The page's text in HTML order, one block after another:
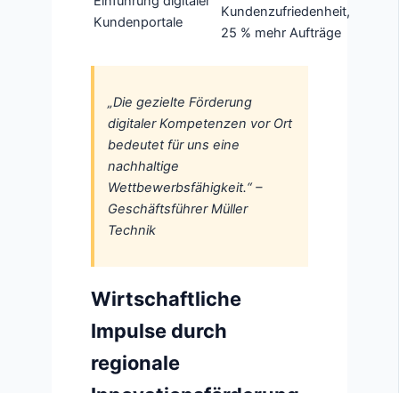
Kundenportale
Kundenzufriedenheit,
25 % mehr Aufträge
„Die gezielte Förderung
digitaler Kompetenzen vor Ort
bedeutet für uns eine
nachhaltige
Wettbewerbsfähigkeit.“ –
Geschäftsführer Müller
Technik
Wirtschaftliche
Impulse durch
regionale